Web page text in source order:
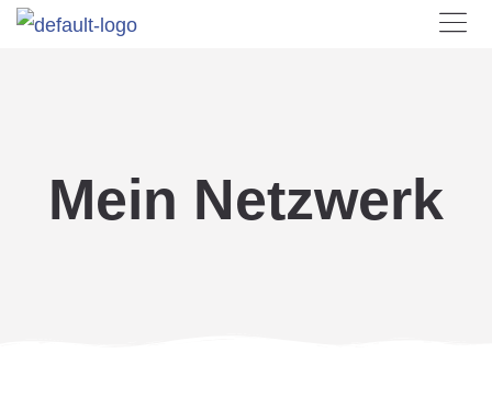
Mein Netzwerk